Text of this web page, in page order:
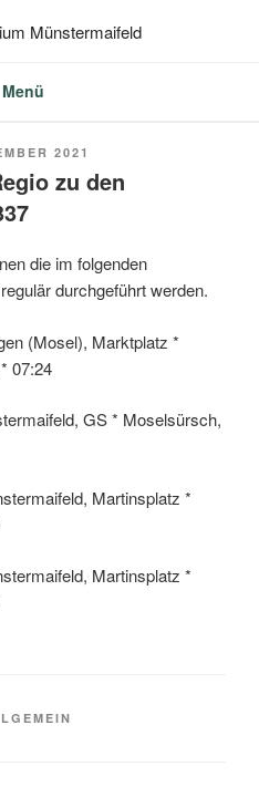
Menü
2021
zu den
die im folgenden
durchgeführt werden.
(Mosel), Marktplatz *
07:24
GS * Moselsürsch,
Martinsplatz *
Martinsplatz *